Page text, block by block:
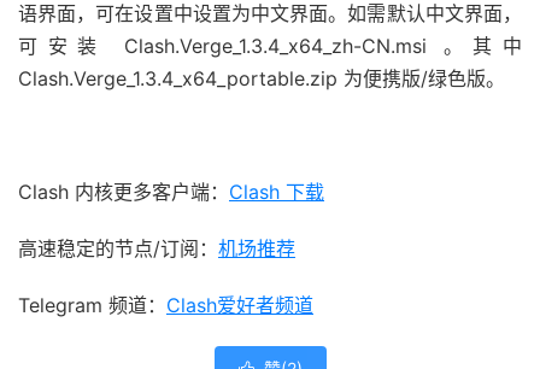
语界面，可在设置中设置为中文界面。如需默认中文界面，
可安装 Clash.Verge_1.3.4_x64_zh-CN.msi 。其中
Clash.Verge_1.3.4_x64_portable.zip 为便携版/绿色版。
Clash 内核更多客户端： Clash 下载
高速稳定的节点/订阅： 机场推荐
Telegram 频道： Clash爱好者频道